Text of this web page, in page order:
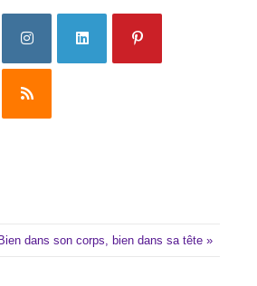
dans son corps, bien dans sa tête »